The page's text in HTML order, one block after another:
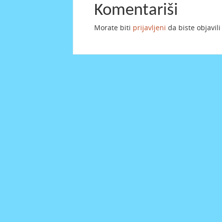
Komentariši
Morate biti prijavljeni da biste